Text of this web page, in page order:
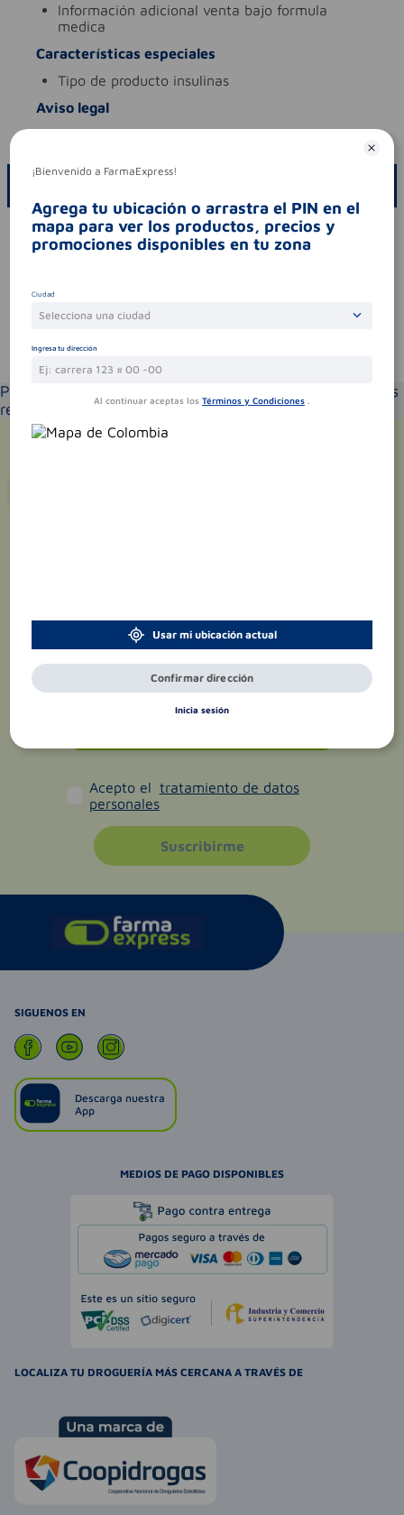
información adicional venta bajo formula
medica
Características especiales
tipo de producto insulinas
Aviso legal
codigo invima 2022mbt-0004264-r2
Por favor, inicie sesión para escribir un comentario
Te puede interesar
Por favor selecciona tu ubicación y verás los productos
recomendados según la cobertura de entrega
Acepto el tratamiento de datos
personales
Suscribirme
SIGUENOS EN
Descarga nuestra
App
MEDIOS DE PAGO DISPONIBLES
LOCALIZA TU DROGUERÍA MÁS CERCANA A TRAVÉS DE
¡Bienvenido a FarmaExpress!
Agrega tu ubicación o arrastra el PIN en el
mapa para ver los productos, precios y
promociones disponibles en tu zona
Ciudad
Selecciona una ciudad
Ingresa tu dirección
Al continuar aceptas los Términos y Condiciones .
Usar mi ubicación actual
Confirmar dirección
Inicia sesión